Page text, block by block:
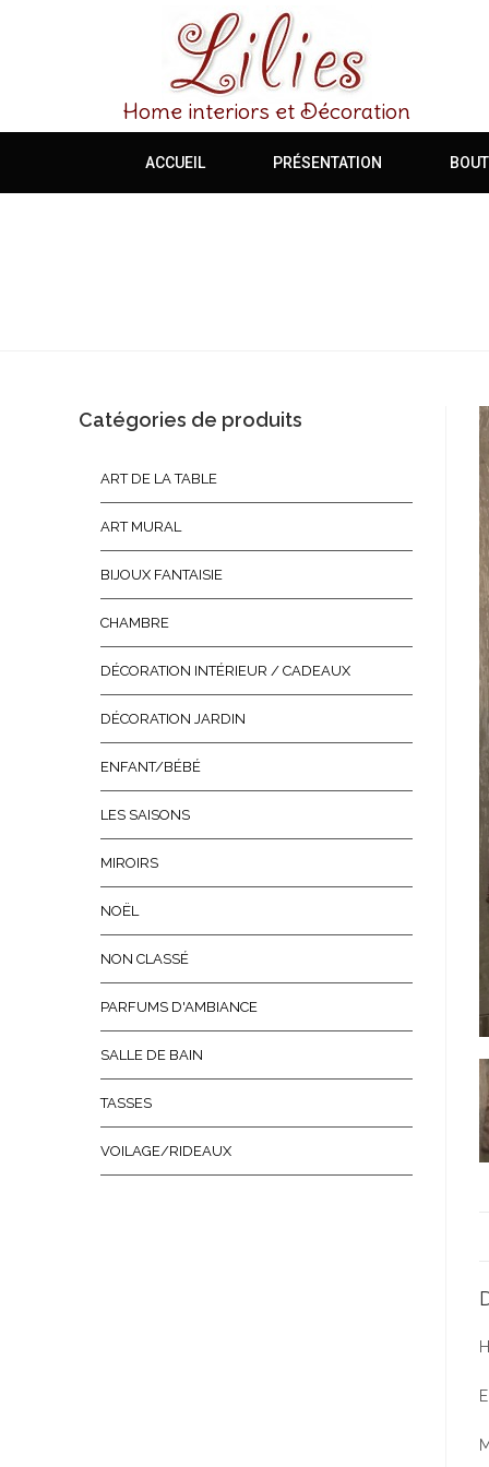
Home interiors et Décoration
ACCUEIL PRÉSENTATION
Catégories de produits
ART DE LA TABLE
ART MURAL
BIJOUX FANTAISIE
CHAMBRE
DÉCORATION INTÉRIEUR / CADEAUX
DÉCORATION JARDIN
ENFANT/BÉBÉ
LES SAISONS
MIROIRS
NOËL
NON CLASSÉ
PARFUMS D'AMBIANCE
SALLE DE BAIN
TASSES
VOILAGE/RIDEAUX